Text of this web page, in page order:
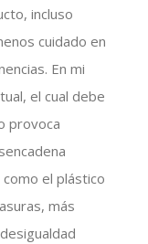
incluso
cuidado en
En mi
el cual debe
provoca
el plástico
más